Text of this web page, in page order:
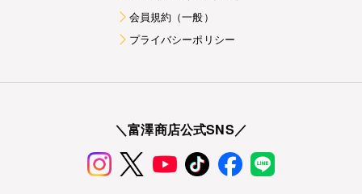
会員規約（一般）
プライバシーポリシー
＼富澤商店公式SNS／